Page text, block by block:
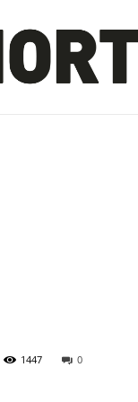
0
1447